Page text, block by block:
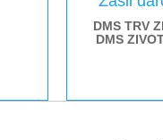
DMS TRV
DMS